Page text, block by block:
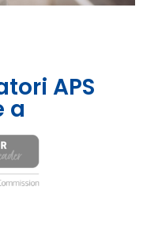
APS
a